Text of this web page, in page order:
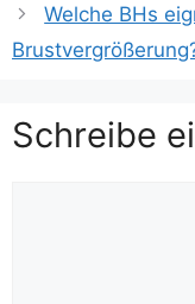
Welche BHs
Schreibe